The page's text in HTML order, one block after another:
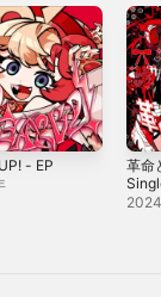
- EP
革命